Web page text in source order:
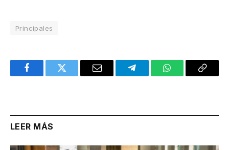
Principales
FacebookTwitter Email TelegramWhatsAppCopy
LEER MÁS